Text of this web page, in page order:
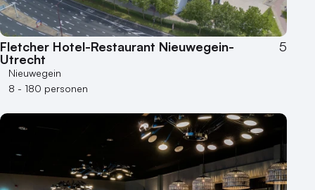
Fletcher Hotel-Restaurant Nieuwegein-
Utrecht
5
Nieuwegein
8 - 180 personen